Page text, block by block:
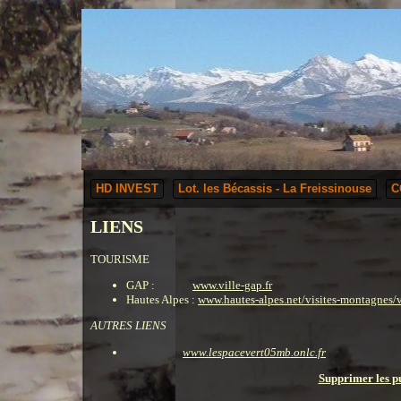
HD INVEST Lot. les Bécassis - La Freissinouse
LIENS
TOURISME
GAP : www.ville-gap.fr
Hautes Alpes : www.hautes-alpes.net/visites-
AUTRES LIENS
www.lespacevert05mb.onlc.fr
Supprimer les